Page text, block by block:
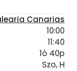
Canarias
10:00
11:40
1ó 40p
Szo, H